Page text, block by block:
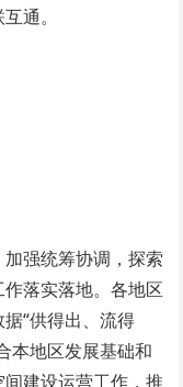
通。
强统筹协调，探索
落实落地。各地区
“供得出、流得
本地区发展基础和
建设运营工作，推